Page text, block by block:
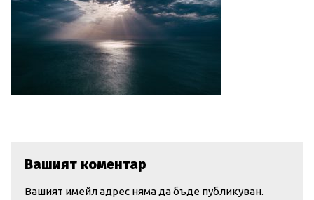
Вашият коментар
Вашият имейл адрес няма да бъде публикуван.